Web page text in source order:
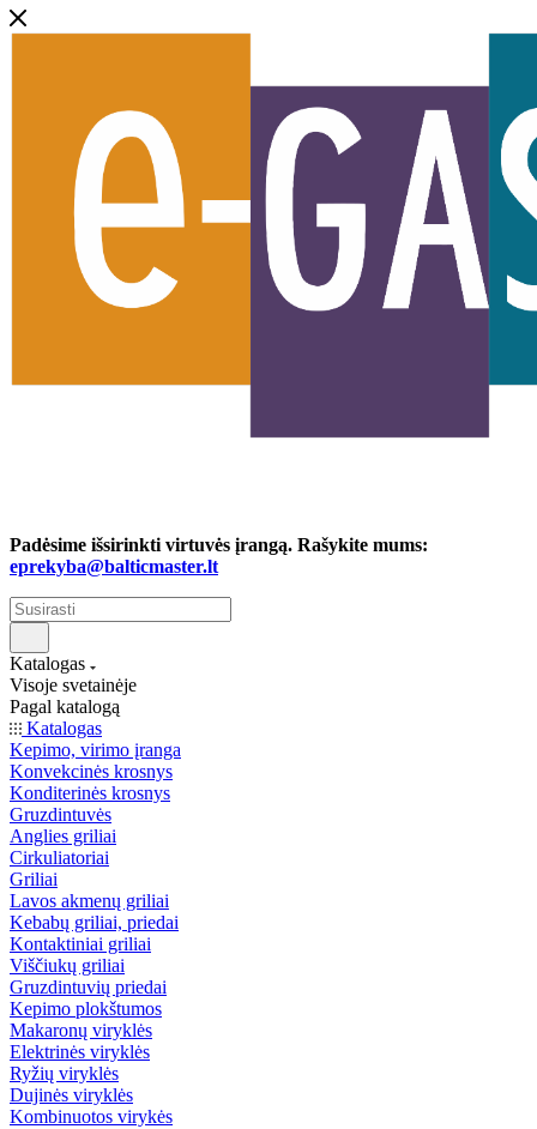
Padėsime išsirinkti virtuvės įrangą. Rašykite mums:
eprekyba@balticmaster.lt
Katalogas
Visoje svetainėje
Pagal katalogą
Katalogas
Kepimo, virimo įranga
Konvekcinės krosnys
Konditerinės krosnys
Gruzdintuvės
Anglies griliai
Cirkuliatoriai
Griliai
Lavos akmenų griliai
Kebabų griliai, priedai
Kontaktiniai griliai
Viščiukų griliai
Gruzdintuvių priedai
Kepimo plokštumos
Makaronų viryklės
Elektrinės viryklės
Ryžių viryklės
Dujinės viryklės
Kombinuotos virykės